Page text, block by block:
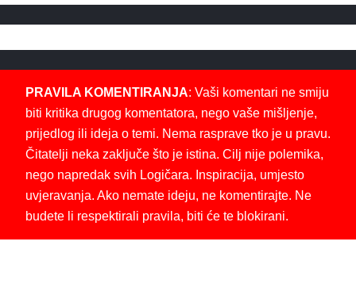
PRAVILA KOMENTIRANJA: Vaši komentari ne smiju
biti kritika drugog komentatora, nego vaše mišljenje,
prijedlog ili ideja o temi. Nema rasprave tko je u pravu.
Čitatelji neka zaključe što je istina. Cilj nije polemika,
nego napredak svih Logičara. Inspiracija, umjesto
uvjeravanja. Ako nemate ideju, ne komentirajte. Ne
budete li respektirali pravila, biti će te blokirani.